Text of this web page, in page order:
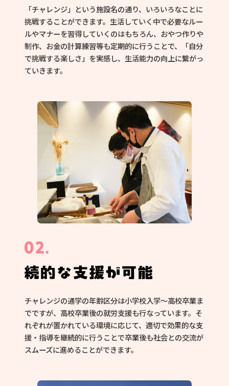
「チャレンジ」という施設名の通り、いろいろなことに
挑戦することができます。生活していく中で必要なルー
ルやマナーを習得していくのはもちろん、おやつ作りや
制作、お金の計算練習等も定期的に行うことで、「自分
で挑戦する楽しさ」を実感し、生活能力の向上に繋がっ
ていきます。
チャレンジの通学の年齢区分は小学校入学〜高校卒業ま
でですが、高校卒業後の就労支援も行なっています。そ
れぞれが置かれている環境に応じて、適切で効果的な支
援・指導を継続的に行うことで卒業後も社会との交流が
スムーズに進めることができます。